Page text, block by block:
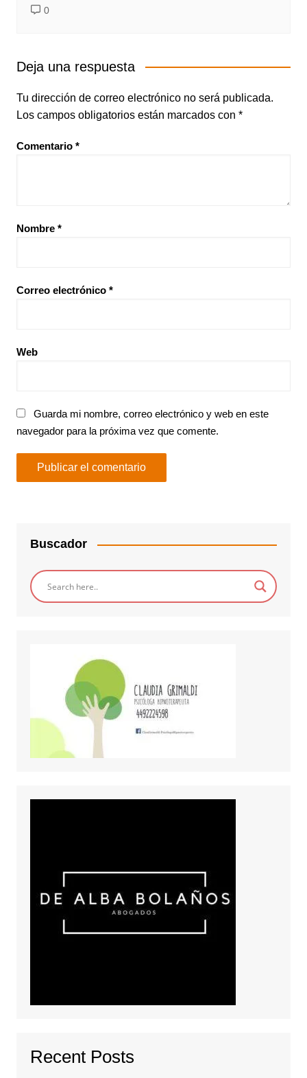
0
Deja una respuesta
Tu dirección de correo electrónico no será publicada.
Los campos obligatorios están marcados con *
Comentario *
Nombre *
Correo electrónico *
Web
Guarda mi nombre, correo electrónico y web en este
navegador para la próxima vez que comente.
Buscador
Recent Posts